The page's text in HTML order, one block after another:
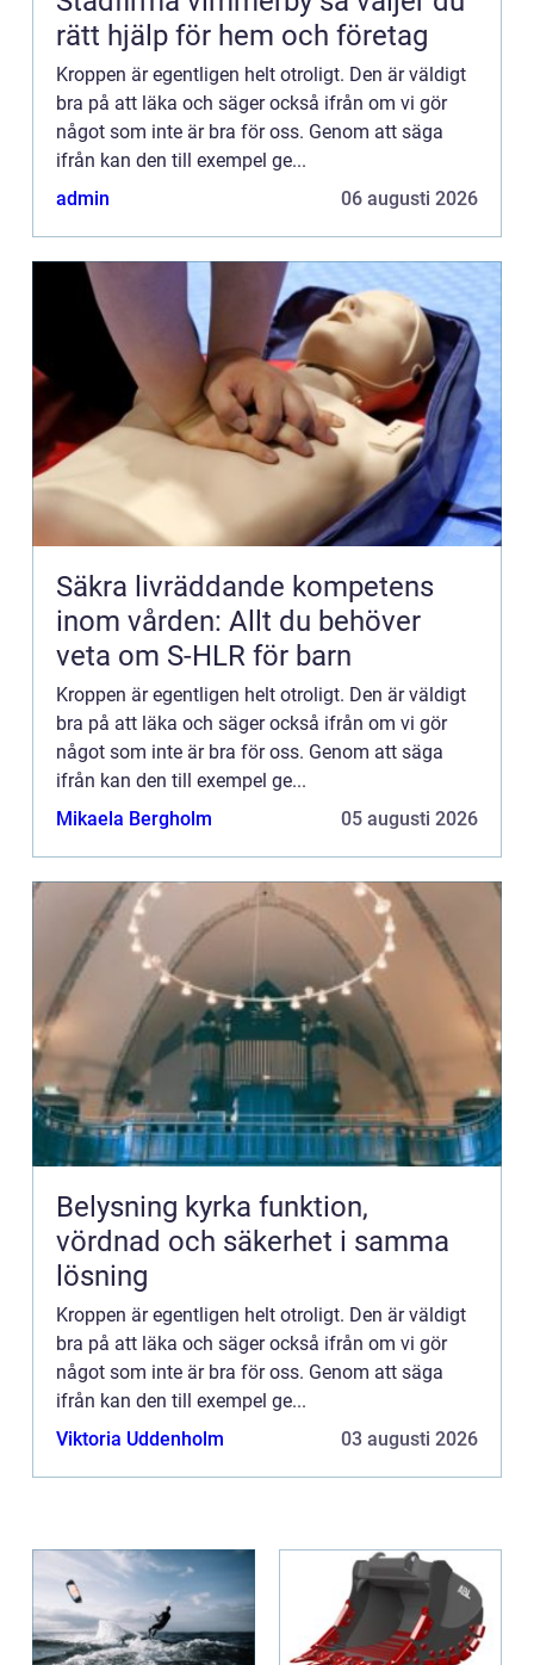
rätt hjälp för hem och företag
Kroppen är egentligen helt otroligt. Den är väldigt
bra på att läka och säger också ifrån om vi gör
något som inte är bra för oss. Genom att säga
ifrån kan den till exempel ge...
admin
06 augusti 2026
Säkra livräddande kompetens
inom vården: Allt du behöver
veta om S-HLR för barn
Kroppen är egentligen helt otroligt. Den är väldigt
bra på att läka och säger också ifrån om vi gör
något som inte är bra för oss. Genom att säga
ifrån kan den till exempel ge...
Mikaela Bergholm
05 augusti 2026
Belysning kyrka funktion,
vördnad och säkerhet i samma
lösning
Kroppen är egentligen helt otroligt. Den är väldigt
bra på att läka och säger också ifrån om vi gör
något som inte är bra för oss. Genom att säga
ifrån kan den till exempel ge...
Viktoria Uddenholm
03 augusti 2026